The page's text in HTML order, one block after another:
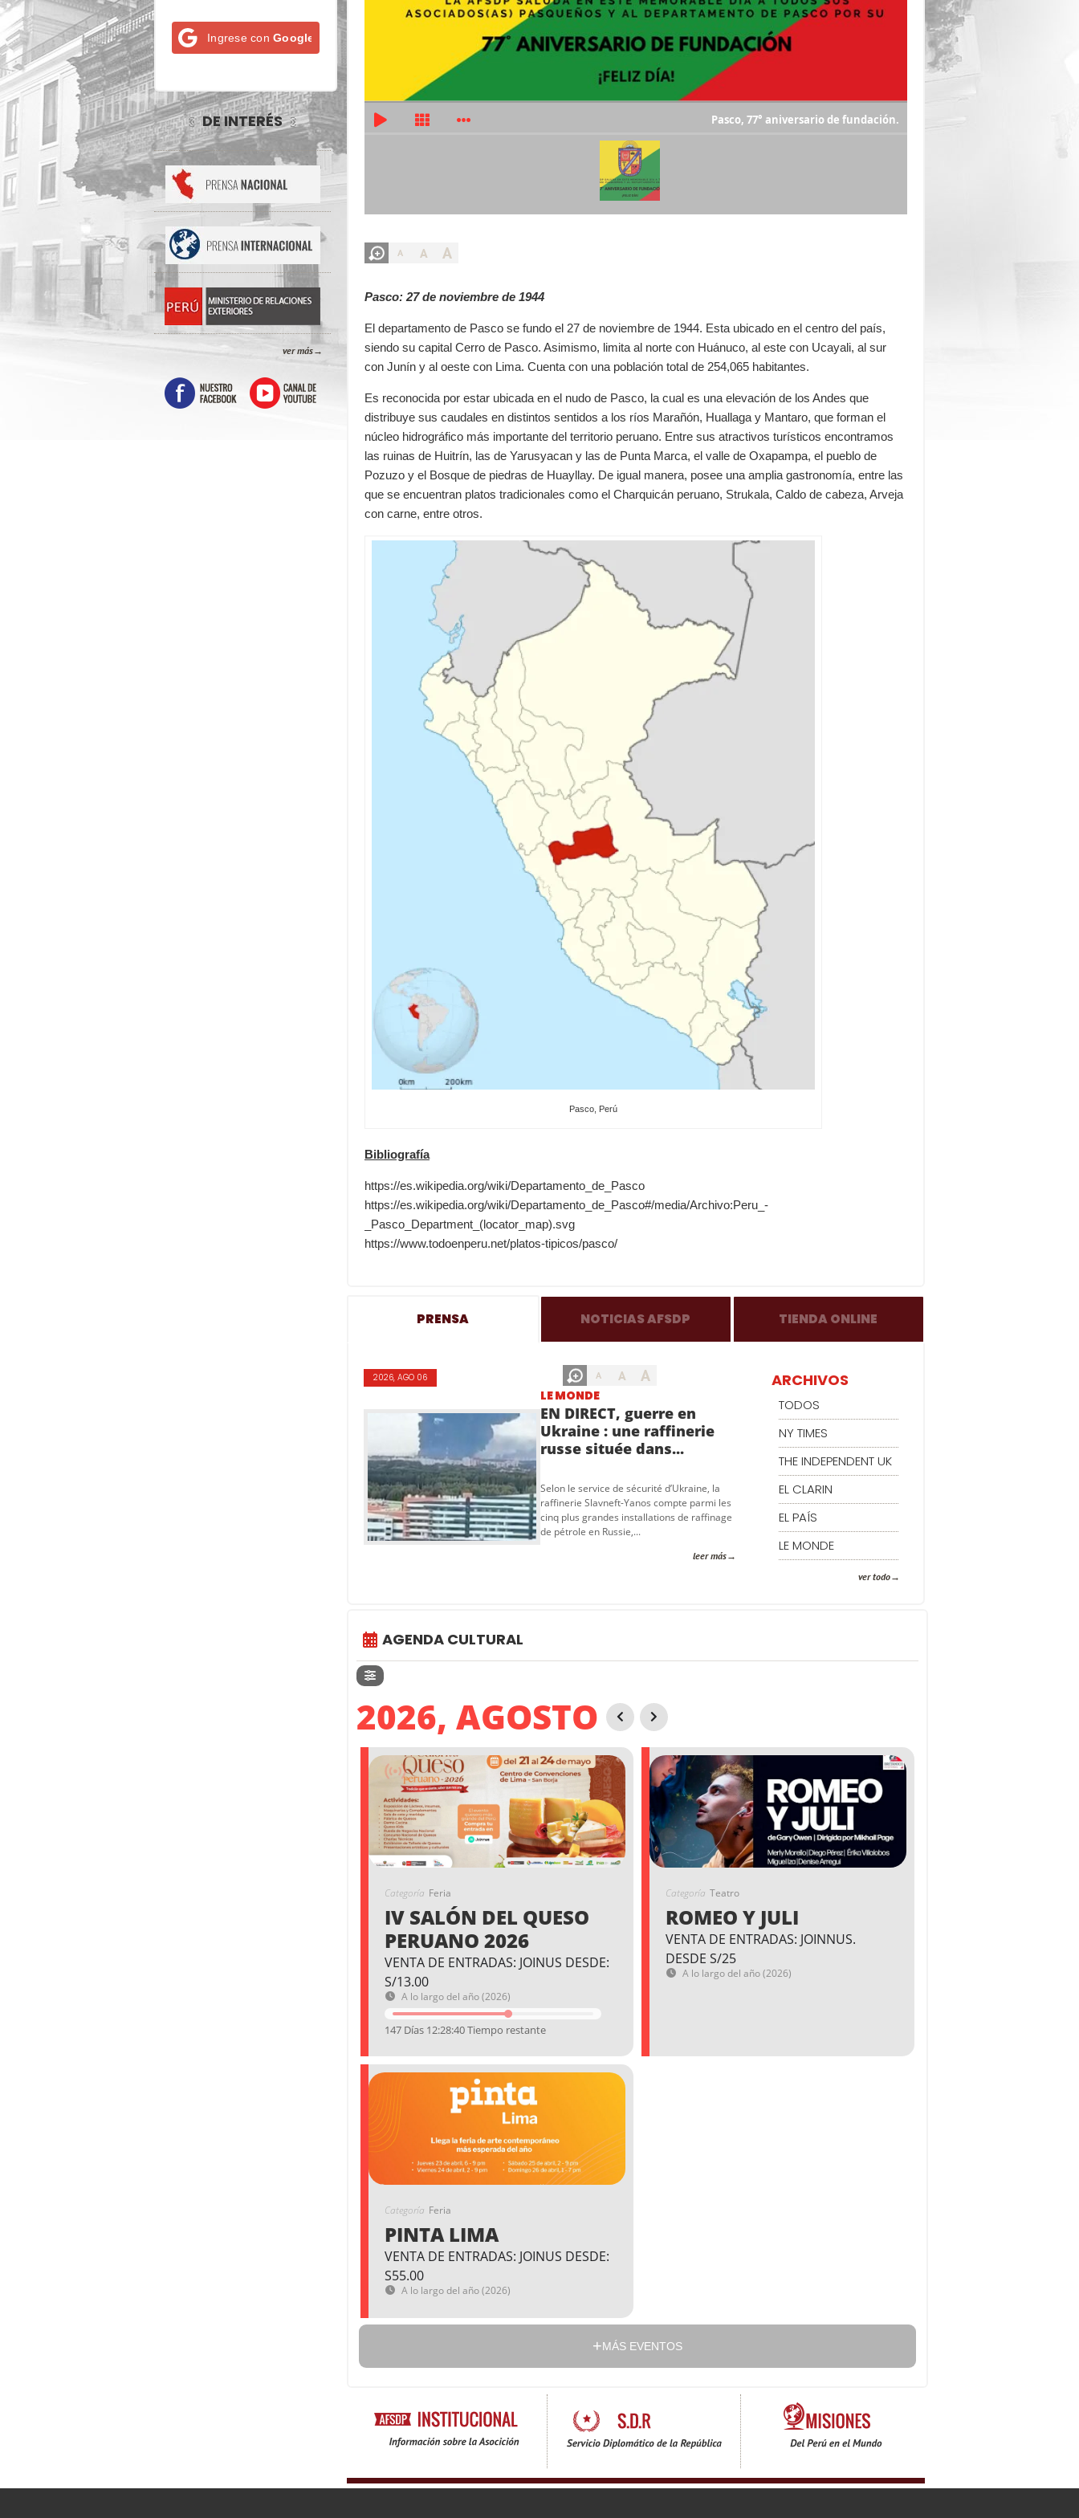
Ingrese con Google
DE INTERÉS
ver más
Pasco, 77° aniversario de fundación.
A A A
Pasco: 27 de noviembre de 1944
El departamento de Pasco se fundo el 27 de noviembre de 1944. Esta ubicado en el centro del país,
siendo su capital Cerro de Pasco. Asimismo, limita al norte con Huánuco, al este con Ucayali, al sur
con Junín y al oeste con Lima. Cuenta con una población total de 254,065 habitantes.
Es reconocida por estar ubicada en el nudo de Pasco, la cual es una elevación de los Andes que
distribuye sus caudales en distintos sentidos a los ríos Marañón, Huallaga y Mantaro, que forman el
núcleo hidrográfico más importante del territorio peruano. Entre sus atractivos turísticos encontramos
las ruinas de Huitrín, las de Yarusyacan y las de Punta Marca, el valle de Oxapampa, el pueblo de
Pozuzo y el Bosque de piedras de Huayllay. De igual manera, posee una amplia gastronomía, entre las
que se encuentran platos tradicionales como el Charquicán peruano, Strukala, Caldo de cabeza, Arveja
con carne, entre otros.
Pasco, Perú
Bibliografía
https://es.wikipedia.org/wiki/Departamento_de_Pasco
https://es.wikipedia.org/wiki/Departamento_de_Pasco#/media/Archivo:Peru_-
_Pasco_Department_(locator_map).svg
https://www.todoenperu.net/platos-tipicos/pasco/
PRENSA NOTICIAS AFSDP TIENDA ONLINE
A A A
2026, AGO 06
LE MONDE
EN DIRECT, guerre en
Ukraine : une raffinerie
russe située dans...
Selon le service de sécurité d’Ukraine, la
raffinerie Slavneft-Yanos compte parmi les
cinq plus grandes installations de raffinage
de pétrole en Russie,...
leer más
ARCHIVOS
TODOS
NY TIMES
THE INDEPENDENT UK
EL CLARIN
EL PAÍS
LE MONDE
ver todo
AGENDA CULTURAL
2026, AGOSTO
Categoría Feria
IV SALÓN DEL QUESO
PERUANO 2026
VENTA DE ENTRADAS: JOINUS DESDE:
S/13.00
A lo largo del año (2026)
147 Días 12:28:39 Tiempo restante
Categoría Teatro
ROMEO Y JULI
VENTA DE ENTRADAS: JOINNUS.
DESDE S/25
A lo largo del año (2026)
Categoría Feria
PINTA LIMA
VENTA DE ENTRADAS: JOINUS DESDE:
S55.00
A lo largo del año (2026)
MÁS EVENTOS